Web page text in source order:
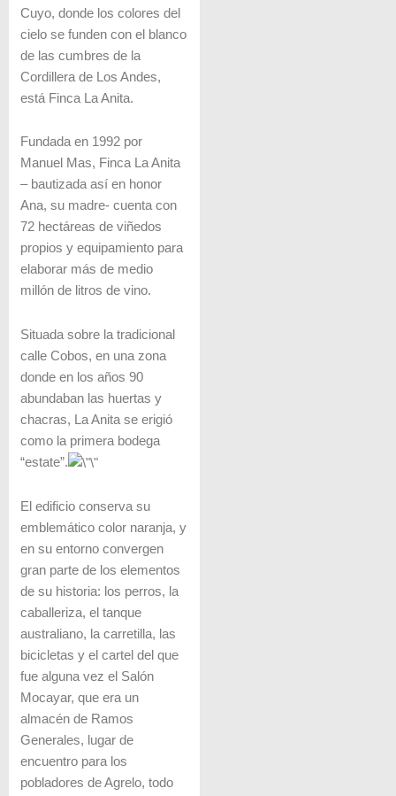
Cuyo, donde los colores del
cielo se funden con el blanco
de las cumbres de la
Cordillera de Los Andes,
está Finca La Anita.
Fundada en 1992 por
Manuel Mas, Finca La Anita
– bautizada así en honor
Ana, su madre- cuenta con
72 hectáreas de viñedos
propios y equipamiento para
elaborar más de medio
millón de litros de vino.
Situada sobre la tradicional
calle Cobos, en una zona
donde en los años 90
abundaban las huertas y
chacras, La Anita se erigió
como la primera bodega
“estate”.
El edificio conserva su
emblemático color naranja, y
en su entorno convergen
gran parte de los elementos
de su historia: los perros, la
caballeriza, el tanque
australiano, la carretilla, las
bicicletas y el cartel del que
fue alguna vez el Salón
Mocayar, que era un
almacén de Ramos
Generales, lugar de
encuentro para los
pobladores de Agrelo, todo